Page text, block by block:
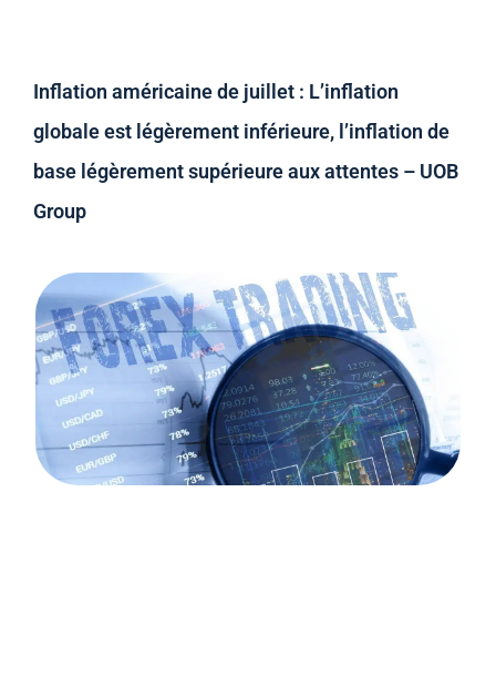
Inflation américaine de juillet : L’inflation
globale est légèrement inférieure, l’inflation de
base légèrement supérieure aux attentes – UOB
Group